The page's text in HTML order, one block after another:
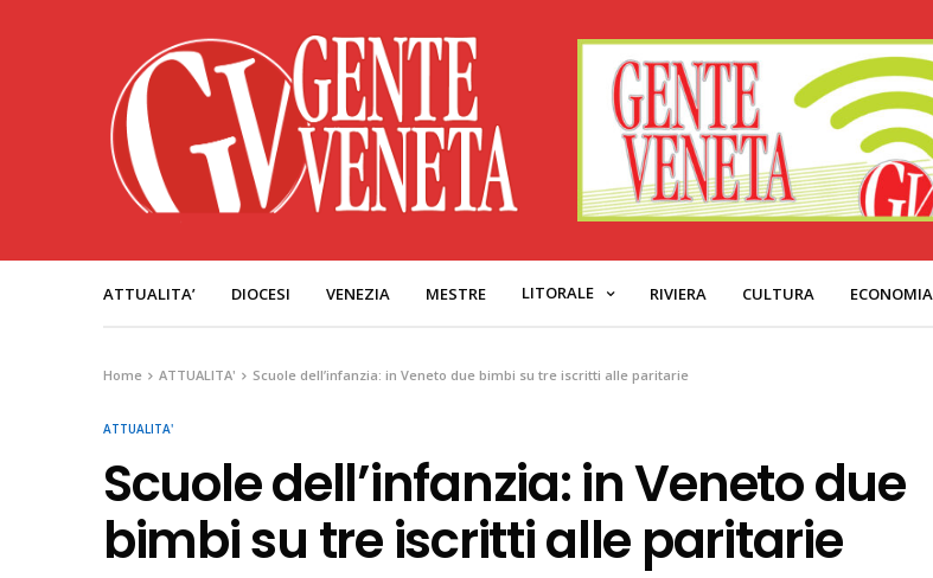
ATTUALITA’ DIOCESI VENEZIA MESTRE LITORALE RIVIERA CULTURA ECONOMIA
Home ATTUALITA' Scuole dell’infanzia: in Veneto due bimbi su tre iscritti alle paritarie
ATTUALITA'
Scuole dell’infanzia: in Veneto due
bimbi su tre iscritti alle paritarie